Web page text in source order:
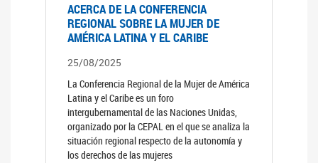
ACERCA DE LA CONFERENCIA
REGIONAL SOBRE LA MUJER DE
AMÉRICA LATINA Y EL CARIBE
25/08/2025
La Conferencia Regional de la Mujer de América
Latina y el Caribe es un foro
intergubernamental de las Naciones Unidas,
organizado por la CEPAL en el que se analiza la
situación regional respecto de la autonomía y
los derechos de las mujeres